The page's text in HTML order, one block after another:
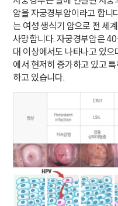
암을 자궁경부암이라고 합니
는 여성 생식기 암으로 전 세
사망합니다. 자궁경부암은
대 이상에서도 나타나고 있
에서 현저히 증가하고 있고
하고 있습니다.